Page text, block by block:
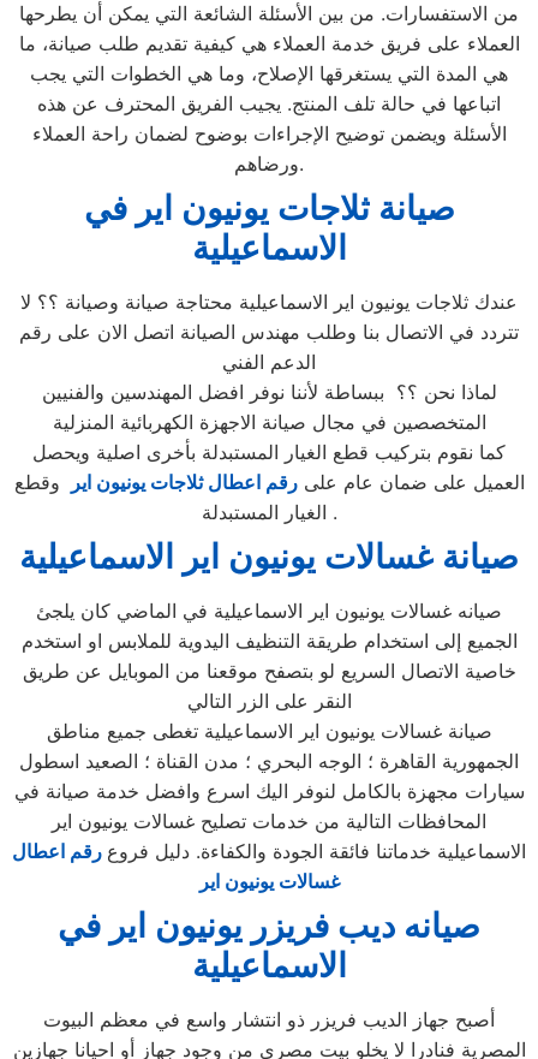
من الاستفسارات. من بين الأسئلة الشائعة التي يمكن أن يطرحها
العملاء على فريق خدمة العملاء هي كيفية تقديم طلب صيانة، ما
هي المدة التي يستغرقها الإصلاح، وما هي الخطوات التي يجب
اتباعها في حالة تلف المنتج. يجيب الفريق المحترف عن هذه
الأسئلة ويضمن توضيح الإجراءات بوضوح لضمان راحة العملاء
ورضاهم.
صيانة ثلاجات يونيون اير في
الاسماعيلية
عندك ثلاجات يونيون اير الاسماعيلية محتاجة صيانة وصيانة ؟؟ لا
تتردد في الاتصال بنا وطلب مهندس الصيانة اتصل الان على رقم
الدعم الفني
لماذا نحن ؟؟ ببساطة لأننا نوفر افضل المهندسين والفنيين
المتخصصين في مجال صيانة الاجهزة الكهربائية المنزلية
كما نقوم بتركيب قطع الغيار المستبدلة بأخرى اصلية ويحصل
العميل على ضمان عام علىرقم اعطال ثلاجات يونيون اير
وقطع
الغيار المستبدلة .
صيانة غسالات يونيون اير الاسماعيلية
صيانه غسالات يونيون اير الاسماعيلية في الماضي كان يلجئ
الجميع إلى استخدام طريقة التنظيف اليدوية للملابس او استخدم
خاصية الاتصال السريع لو بتصفح موقعنا من الموبايل عن طريق
النقر على الزر التالي
صيانة غسالات يونيون اير الاسماعيلية تغطى جميع مناطق
الجمهورية القاهرة ؛ الوجه البحري ؛ مدن القناة ؛ الصعيد اسطول
سيارات مجهزة بالكامل لنوفر اليك اسرع وافضل خدمة صيانة في
المحافظات التالية من خدمات تصليح غسالات يونيون اير
الاسماعيلية خدماتنا فائقة الجودة والكفاءة. دليل فروع رقم اعطال
غسالات يونيون اير
صيانه ديب فريزر يونيون اير في
الاسماعيلية
أصبح جهاز الديب فريزر ذو انتشار واسع في معظم البيوت
المصرية فنادرا لا يخلو بيت مصري من وجود جهاز أو احيانا جهازين